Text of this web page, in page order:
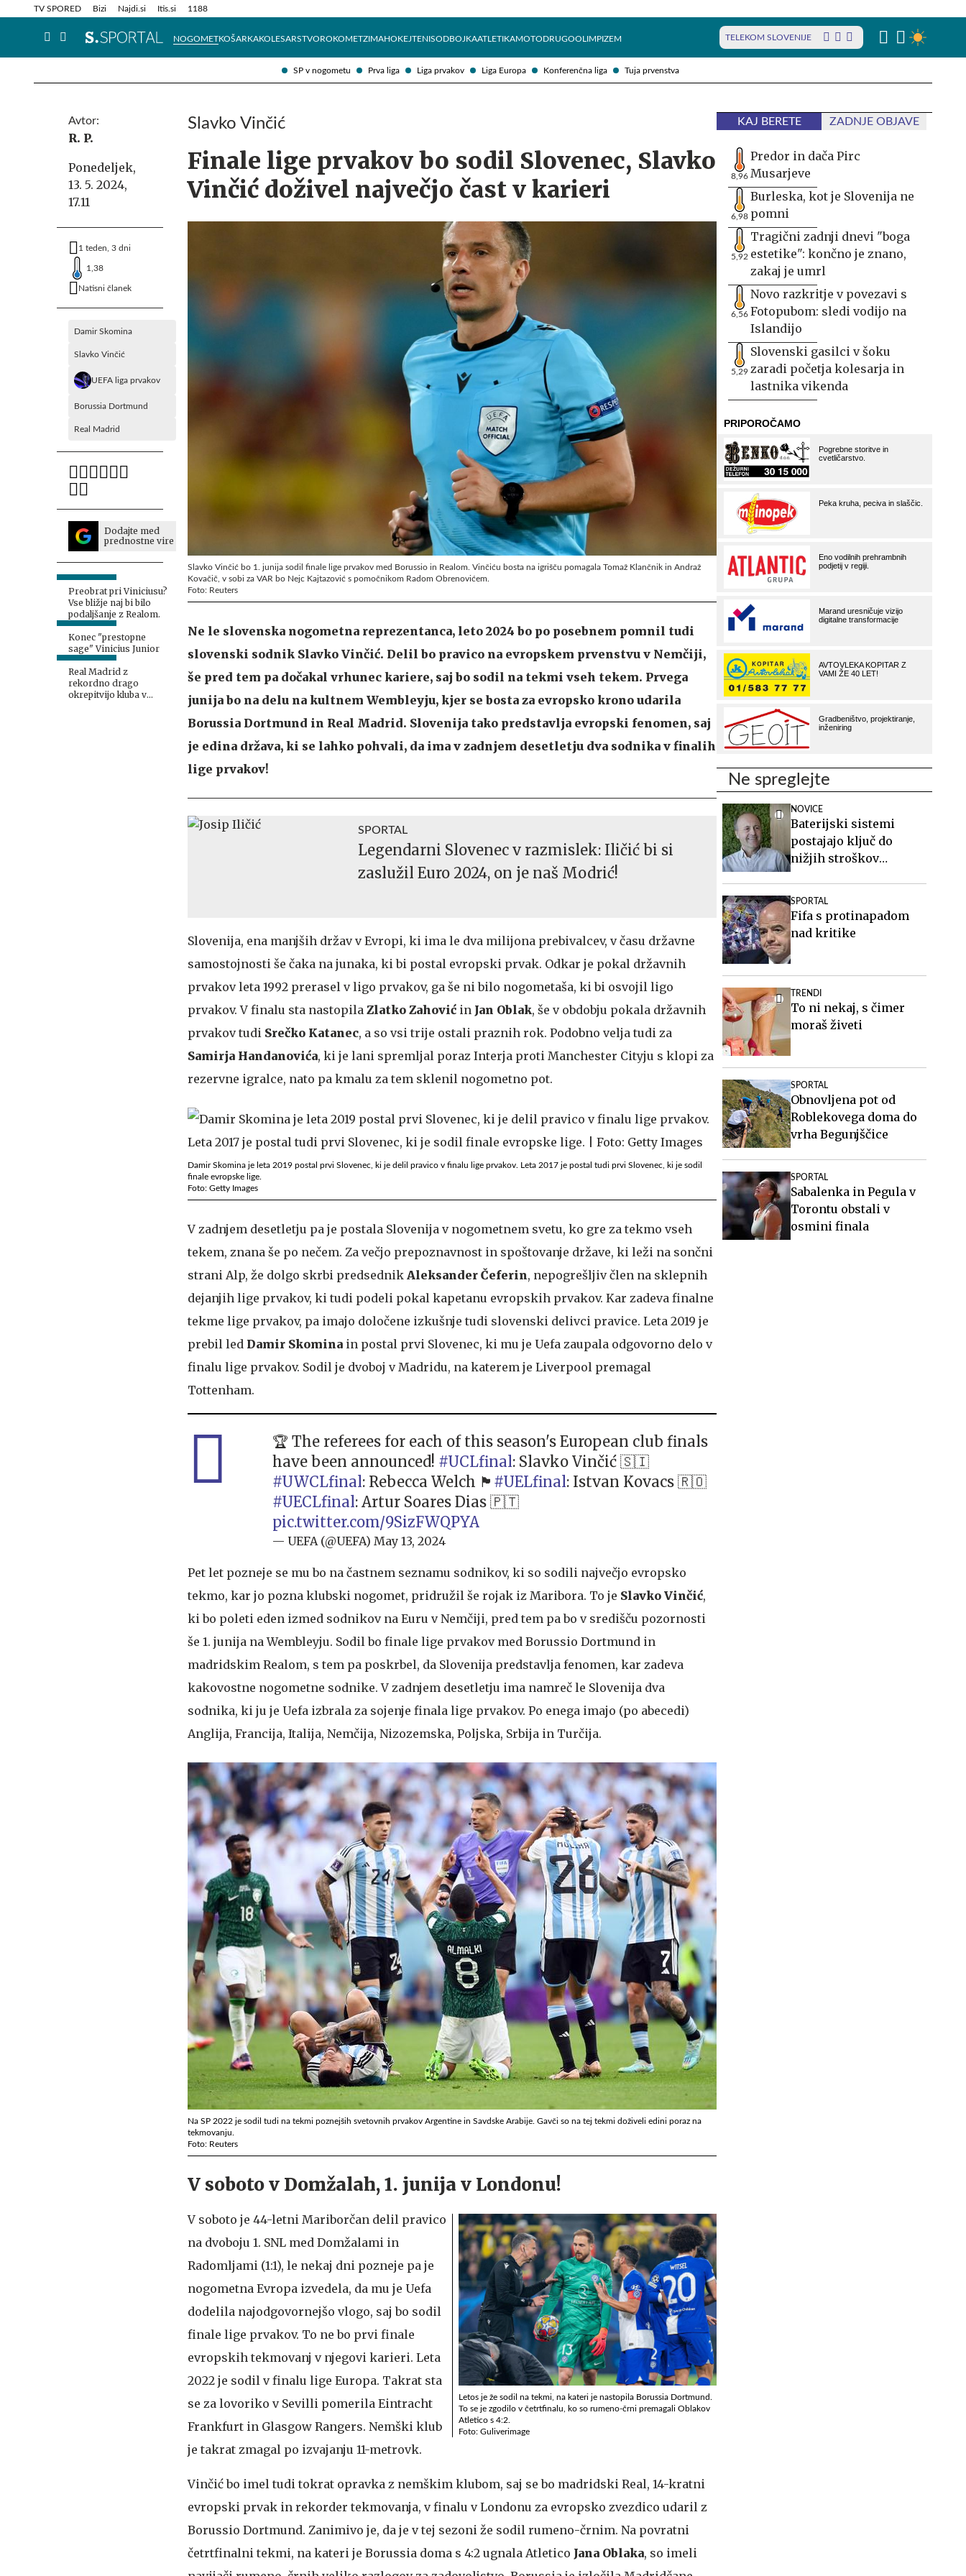
SP v nogometu Prva liga Liga prvakov Liga Europa Konferenčna liga Tuja prvenstva
TV SPORED Bizi Najdi.si Itis.si 1188
NOGOMETKOŠARKAKOLESARSTVOROKOMETZIMAHOKEJTENISODBOJKAATLETIKAMOTODRUGOOLIMPIZEM TELEKOM SLOVENIJE
Info in obvestila Tehnik
Avtor:
R. P.
Ponedeljek,
13. 5. 2024,
17.11
1 teden, 3 dni
1,38
Natisni članek
Damir Skomina
Slavko Vinčić
UEFA liga prvakov
Borussia Dortmund
Real Madrid
Dodajte med
prednostne vire
Preobrat pri Viniciusu?
Vse bližje naj bi bilo
podaljšanje z Realom.
Konec "prestopne
sage" Vinicius Junior
Real Madrid z
rekordno drago
okrepitvijo kluba v
Slavko Vinčić
Finale lige prvakov bo sodil Slovenec, Slavko
Vinčić doživel največjo čast v karieri
Slavko Vinčić bo 1. junija sodil finale lige prvakov med Borussio in Realom. Vinčiću bosta na igrišču pomagala Tomaž Klančnik in Andraž
Kovačič, v sobi za VAR bo Nejc Kajtazović s pomočnikom Radom Obrenovićem.
Foto: Reuters
Ne le slovenska nogometna reprezentanca, leto 2024 bo po posebnem pomnil tudi
slovenski sodnik Slavko Vinčić. Delil bo pravico na evropskem prvenstvu v Nemčiji,
še pred tem pa dočakal vrhunec kariere, saj bo sodil na tekmi vseh tekem. Prvega
junija bo na delu na kultnem Wembleyju, kjer se bosta za evropsko krono udarila
Borussia Dortmund in Real Madrid. Slovenija tako predstavlja evropski fenomen, saj
je edina država, ki se lahko pohvali, da ima v zadnjem desetletju dva sodnika v finalih
lige prvakov!
SPORTAL
Legendarni Slovenec v razmislek: Iličić bi si
zaslužil Euro 2024, on je naš Modrić!
Slovenija, ena manjših držav v Evropi, ki ima le dva milijona prebivalcev, v času državne
samostojnosti še čaka na junaka, ki bi postal evropski prvak. Odkar je pokal državnih
prvakov leta 1992 prerasel v ligo prvakov, ga še ni bilo nogometaša, ki bi osvojil ligo
prvakov. V finalu sta nastopila Zlatko Zahović in Jan Oblak, še v obdobju pokala državnih
prvakov tudi Srečko Katanec, a so vsi trije ostali praznih rok. Podobno velja tudi za
Samirja Handanovića, ki je lani spremljal poraz Interja proti Manchester Cityju s klopi za
rezervne igralce, nato pa kmalu za tem sklenil nogometno pot.
Damir Skomina je leta 2019 postal prvi Slovenec, ki je delil pravico v finalu lige prvakov. Leta 2017 je postal tudi prvi Slovenec, ki je sodil
finale evropske lige.
Foto: Getty Images
V zadnjem desetletju pa je postala Slovenija v nogometnem svetu, ko gre za tekmo vseh
tekem, znana še po nečem. Za večjo prepoznavnost in spoštovanje države, ki leži na sončni
strani Alp, že dolgo skrbi predsednik Aleksander Čeferin, nepogrešljiv člen na sklepnih
dejanjih lige prvakov, ki tudi podeli pokal kapetanu evropskih prvakov. Kar zadeva finalne
tekme lige prvakov, pa imajo določene izkušnje tudi slovenski delivci pravice. Leta 2019 je
prebil led Damir Skomina in postal prvi Slovenec, ki mu je Uefa zaupala odgovorno delo v
finalu lige prvakov. Sodil je dvoboj v Madridu, na katerem je Liverpool premagal
Tottenham.
🏆 The referees for each of this season's European club finals
have been announced! #UCLfinal: Slavko Vinčić 🇸🇮
#UWCLfinal: Rebecca Welch 🏴󠁧󠁢󠁥󠁮󠁧󠁿 #UELfinal: Istvan Kovacs 🇷🇴
#UECLfinal: Artur Soares Dias 🇵🇹
pic.twitter.com/9SizFWQPYA
— UEFA (@UEFA) May 13, 2024
Pet let pozneje se mu bo na častnem seznamu sodnikov, ki so sodili največjo evropsko
tekmo, kar jo pozna klubski nogomet, pridružil še rojak iz Maribora. To je Slavko Vinčić,
ki bo poleti eden izmed sodnikov na Euru v Nemčiji, pred tem pa bo v središču pozornosti
še 1. junija na Wembleyju. Sodil bo finale lige prvakov med Borussio Dortmund in
madridskim Realom, s tem pa poskrbel, da Slovenija predstavlja fenomen, kar zadeva
kakovostne nogometne sodnike. V zadnjem desetletju ima namreč le Slovenija dva
sodnika, ki ju je Uefa izbrala za sojenje finala lige prvakov. Po enega imajo (po abecedi)
Anglija, Francija, Italija, Nemčija, Nizozemska, Poljska, Srbija in Turčija.
Na SP 2022 je sodil tudi na tekmi poznejših svetovnih prvakov Argentine in Savdske Arabije. Gavči so na tej tekmi doživeli edini poraz na
tekmovanju.
Foto: Reuters
V soboto v Domžalah, 1. junija v Londonu!
Letos je že sodil na tekmi, na kateri je nastopila Borussia Dortmund.
To se je zgodilo v četrtfinalu, ko so rumeno-črni premagali Oblakov
Atletico s 4:2.
Foto: Guliverimage
V soboto je 44-letni Mariborčan delil pravico
na dvoboju 1. SNL med Domžalami in
Radomljami (1:1), le nekaj dni pozneje pa je
nogometna Evropa izvedela, da mu je Uefa
dodelila najodgovornejšo vlogo, saj bo sodil
finale lige prvakov. To ne bo prvi finale
evropskih tekmovanj v njegovi karieri. Leta
2022 je sodil v finalu lige Europa. Takrat sta
se za lovoriko v Sevilli pomerila Eintracht
Frankfurt in Glasgow Rangers. Nemški klub
je takrat zmagal po izvajanju 11-metrovk.
Vinčić bo imel tudi tokrat opravka z nemškim klubom, saj se bo madridski Real, 14-kratni
evropski prvak in rekorder tekmovanja, v finalu v Londonu za evropsko zvezdico udaril z
Borussio Dortmund. Zanimivo je, da je v tej sezoni že sodil rumeno-črnim. Na povratni
četrtfinalni tekmi, na kateri je Borussia doma s 4:2 ugnala Atletico Jana Oblaka, so imeli
KAJ BERETE ZADNJE OBJAVE
8,96
Predor in dača Pirc
Musarjeve
6,98
Burleska, kot je Slovenija ne
pomni
5,92
Tragični zadnji dnevi "boga
estetike": končno je znano,
zakaj je umrl
6,56
Novo razkritje v povezavi s
Fotopubom: sledi vodijo na
Islandijo
5,29
Slovenski gasilci v šoku
zaradi početja kolesarja in
lastnika vikenda
Ne spreglejte
NOVICE
Baterijski sistemi
postajajo ključ do
nižjih stroškov
SPORTAL
Fifa s protinapadom
nad kritike
TRENDI
To ni nekaj, s čimer
moraš živeti
SPORTAL
Obnovljena pot od
Roblekovega doma do
vrha Begunjščice
SPORTAL
Sabalenka in Pegula v
Torontu obstali v
osmini finala